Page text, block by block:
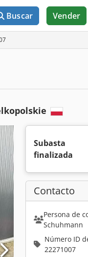
Buscar Vender
Subasta
finalizada
Contacto
Persona de
Schuhmann
Número ID
22271007